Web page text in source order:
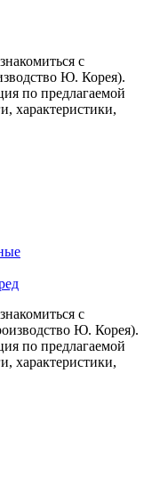
с
Ю. Корея).
по предлагаемой
характеристики,
с
Ю. Корея).
по предлагаемой
характеристики,